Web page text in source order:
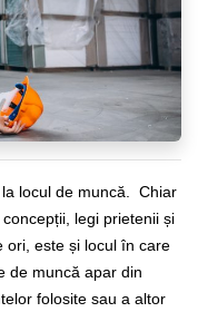
locul de muncă. Chiar
legi prietenii și
ori, este și locul în care
de muncă apar din
folosite sau a altor